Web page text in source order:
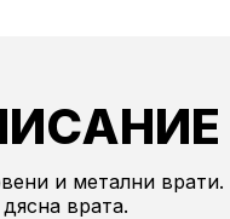
и метални
врата.